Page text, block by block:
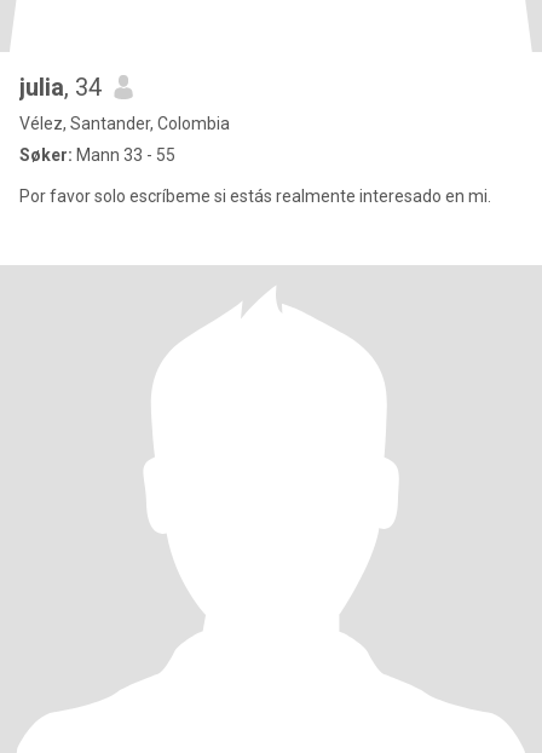
julia, 34
Vélez, Santander, Colombia
Søker: Mann 33 - 55
Por favor solo escríbeme si estás realmente interesado en mi.